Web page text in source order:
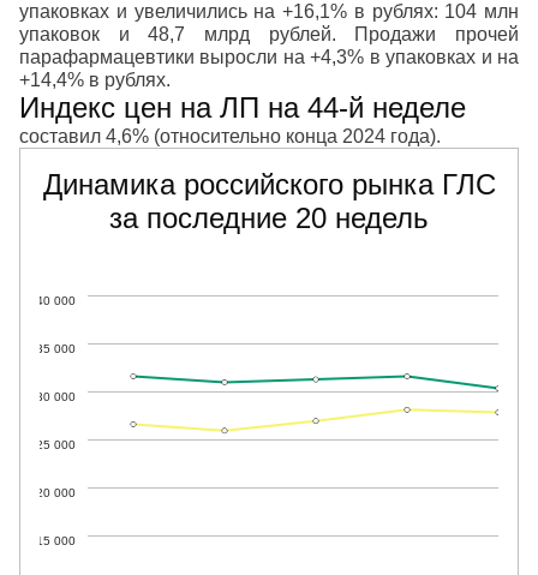
упаковках и увеличились на +16,1% в рублях: 104 млн
упаковок и 48,7 млрд рублей. Продажи прочей
парафармацевтики выросли на +4,3% в упаковках и на
+14,4% в рублях.
Индекс цен на ЛП на 44-й неделе
составил 4,6% (относительно конца 2024 года).
Динамика российского рынка ГЛС
за последние 20 недель